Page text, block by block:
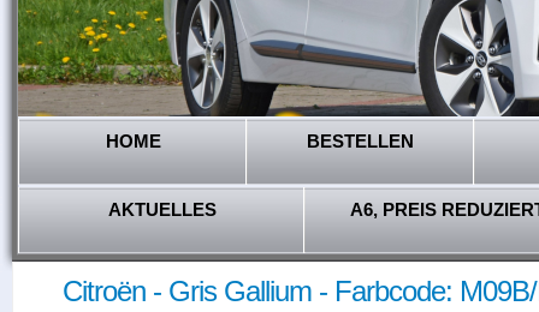
HOME BESTELLEN
AKTUELLES A6, PREIS
Citroën - Gris Gallium - Farbcode: